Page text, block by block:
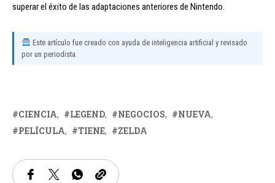
superar el éxito de las adaptaciones anteriores de Nintendo.
Este artículo fue creado con ayuda de inteligencia artificial y revisado
por un periodista.
CIENCIA LEGEND NEGOCIOS
NUEVA
PELÍCULA
TIENE ZELDA